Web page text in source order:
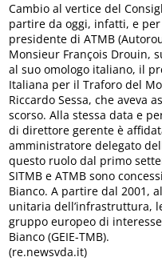
Cambio al vertice del
partire da oggi, infatti, e
presidente di ATMB
Monsieur François Drouin,
al suo omologo italiano, il
Italiana per il Traforo del
Riccardo Sessa, che aveva
scorso. Alla stessa data e
di direttore gerente è
amministratore delegato
questo ruolo dal primo
SITMB e ATMB sono
Bianco. A partire dal 2001,
unitaria dell’infrastruttura,
gruppo europeo di
Bianco (GEIE-TMB).
(re.newsvda.it)